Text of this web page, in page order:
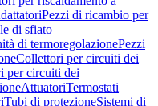
Pezzi di ricambio per
di sfiato
di termoregolazionePezzi
Collettori per circuiti dei
per circuiti dei
AttuatoriTermostati
Tubi di protezioneSistemi di